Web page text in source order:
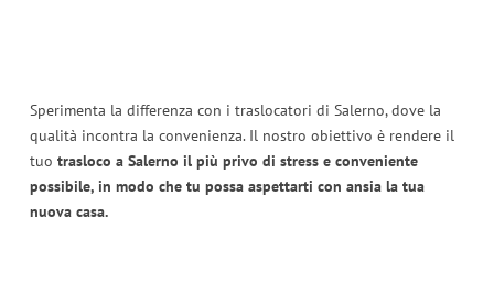
Sperimenta la differenza con i traslocatori di Salerno, dove la
qualità incontra la convenienza. Il nostro obiettivo è rendere il
tuo trasloco a Salerno il più privo di stress e conveniente
possibile, in modo che tu possa aspettarti con ansia la tua
nuova casa.